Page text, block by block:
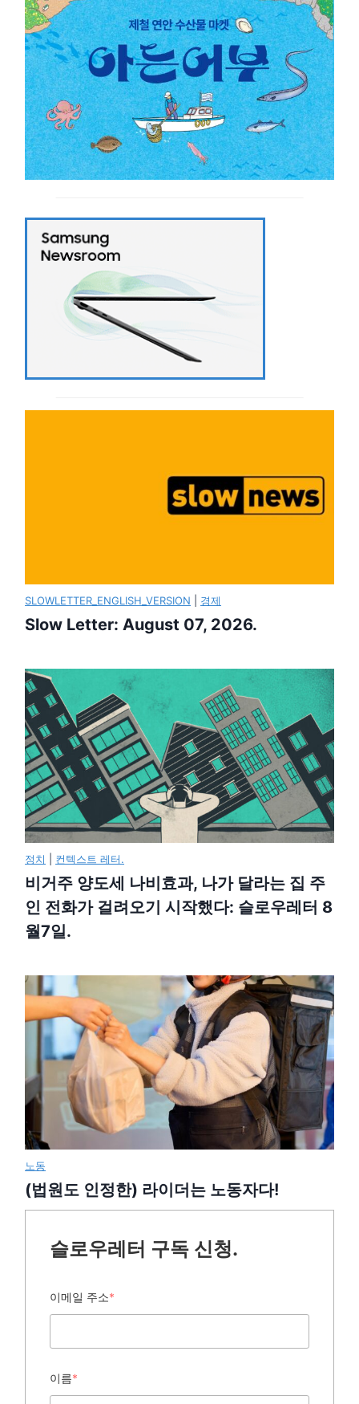
SLOWLETTER_ENGLISH_VERSION 경제
Slow Letter: August 07, 2026.
정치 컨텍스트 레터.
비거주 양도세 나비효과, 나가 달라는 집 주
인 전화가 걸려오기 시작했다: 슬로우레터 8
월7일.
노동
(법원도 인정한) 라이더는 노동자다!
슬로우레터 구독 신청.
이메일 주소*
이름*